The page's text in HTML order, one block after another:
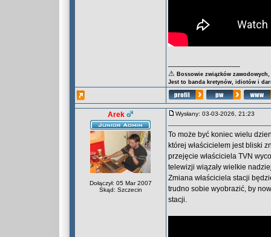
⚠ Bossowie związków
Jest to banda kretynów, idiotów i
Arek
Dołączył: 05 Mar 2007
Skąd: Szczecin
Wysłany: 03-03-2026, 21:23
To może być koniec wielu
której właścicielem jest bliski
przejęcie właściciela TVN
telewizji wiązały wielkie
Zmiana właściciela stacji
trudno sobie wyobrazić, by
stacji.